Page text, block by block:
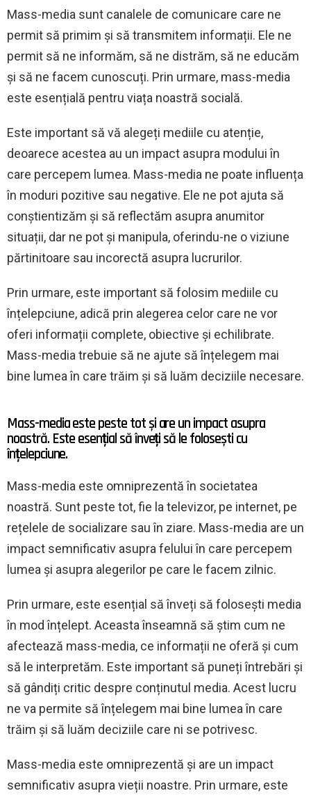
Mass-media sunt canalele de comunicare care ne
permit să primim și să transmitem informații. Ele ne
permit să ne informăm, să ne distrăm, să ne educăm
și să ne facem cunoscuți. Prin urmare, mass-media
este esențială pentru viața noastră socială.
Este important să vă alegeți mediile cu atenție,
deoarece acestea au un impact asupra modului în
care percepem lumea. Mass-media ne poate influența
în moduri pozitive sau negative. Ele ne pot ajuta să
conștientizăm și să reflectăm asupra anumitor
situații, dar ne pot și manipula, oferindu-ne o viziune
părtinitoare sau incorectă asupra lucrurilor.
Prin urmare, este important să folosim mediile cu
înțelepciune, adică prin alegerea celor care ne vor
oferi informații complete, obiective și echilibrate.
Mass-media trebuie să ne ajute să înțelegem mai
bine lumea în care trăim și să luăm deciziile necesare.
Mass-media este peste tot și are un impact asupra
noastră. Este esențial să înveți să le folosești cu
înțelepciune.
Mass-media este omniprezentă în societatea
noastră. Sunt peste tot, fie la televizor, pe internet, pe
rețelele de socializare sau în ziare. Mass-media are un
impact semnificativ asupra felului în care percepem
lumea și asupra alegerilor pe care le facem zilnic.
Prin urmare, este esențial să înveți să folosești media
în mod înțelept. Aceasta înseamnă să știm cum ne
afectează mass-media, ce informații ne oferă și cum
să le interpretăm. Este important să puneți întrebări și
să gândiți critic despre conținutul media. Acest lucru
ne va permite să înțelegem mai bine lumea în care
trăim și să luăm deciziile care ni se potrivesc.
Mass-media este omniprezentă și are un impact
semnificativ asupra vieții noastre. Prin urmare, este